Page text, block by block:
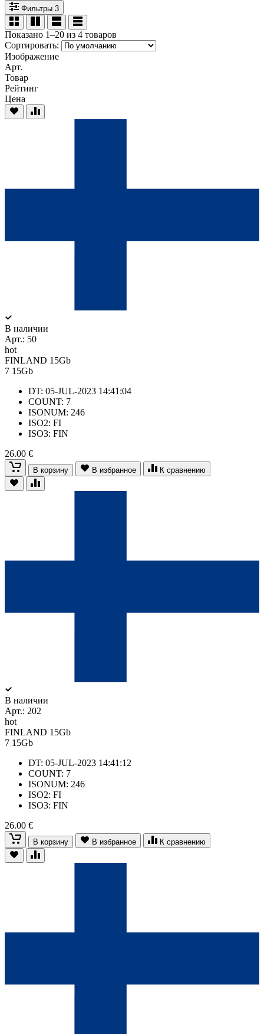
Фильтры 3
Показано 1–20 из 4 товаров
Сортировать:
Изображение
Арт.
Товар
Рейтинг
Цена
В наличии
Арт.: 50
hot
FINLAND 15Gb
7 15Gb
DT: 05-JUL-2023 14:41:04
COUNT: 7
ISONUM: 246
ISO2: FI
ISO3: FIN
26.00 €
В корзину В избранное К сравнению
В наличии
Арт.: 202
hot
FINLAND 15Gb
7 15Gb
DT: 05-JUL-2023 14:41:12
COUNT: 7
ISONUM: 246
ISO2: FI
ISO3: FIN
26.00 €
В корзину В избранное К сравнению